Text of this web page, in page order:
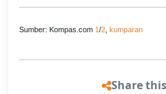
Sumber: Kompas.com 1/2 kumparan
Share